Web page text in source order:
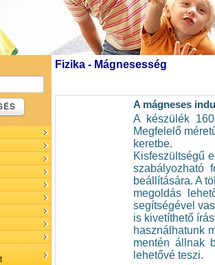
Fizika - Mágnesesség
A mágneses
A készülék
Megfelelő
keretbe.
Kisfeszültségű
szabályozható
beállítására. A
megoldás
segítségével
is kivetíthető
használhatunk
mentén állnak
lehetővé teszi.